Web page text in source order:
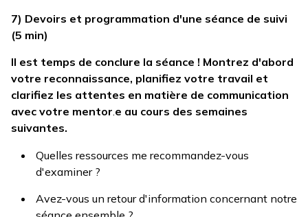
7) Devoirs et programmation d'une séance de suivi
(5 min)
Il est temps de conclure la séance ! Montrez d'abord
votre reconnaissance, planifiez votre travail et
clarifiez les attentes en matière de communication
avec votre mentor e au cours des semaines
suivantes.
Quelles ressources me recommandez-vous
d'examiner ?
Avez-vous un retour d'information concernant notre